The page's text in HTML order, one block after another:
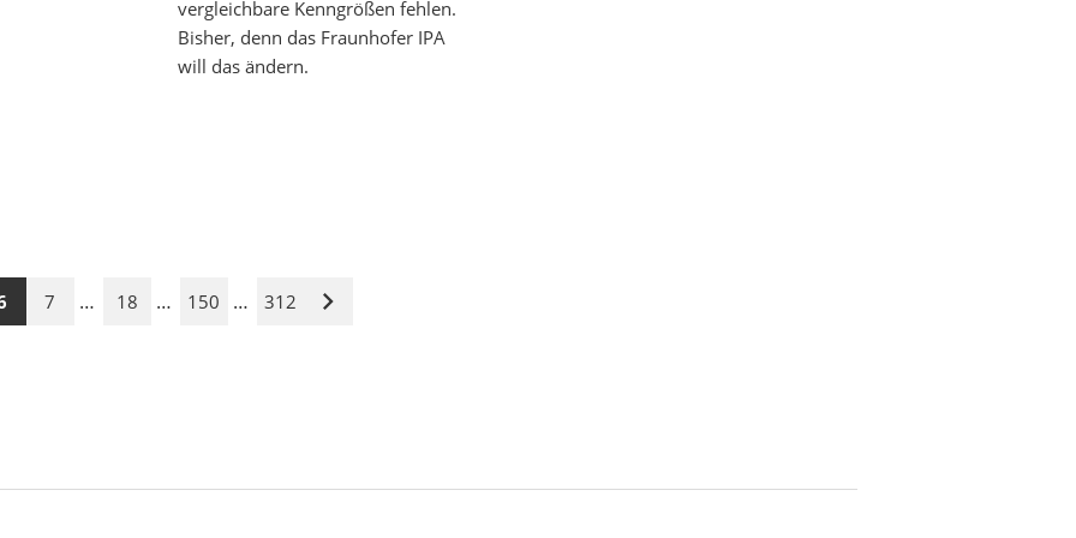
vergleichbare Kenngrößen fehlen.
Bisher, denn das Fraunhofer IPA
will das ändern.
7 … 18 … 150 … 312
Nächste